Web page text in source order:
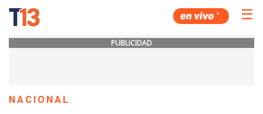
☰
PUBLICIDAD
NACIONAL